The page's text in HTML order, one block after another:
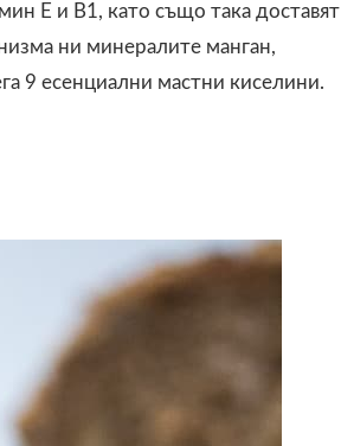
Е и В1, като също така доставят
ни минералите манган,
9 есенциални мастни киселини.